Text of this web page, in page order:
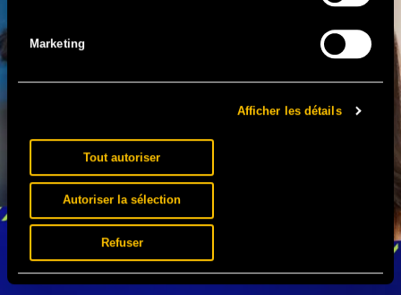
Marketing
Afficher les détails
Tout autoriser
Autoriser la sélection
Refuser